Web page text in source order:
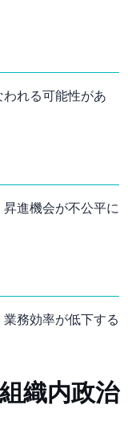
れる可能性があ
進機会が不公平に
務効率が低下する
織内政治